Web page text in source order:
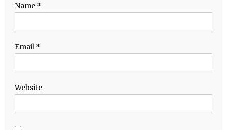
Name *
Email *
Website